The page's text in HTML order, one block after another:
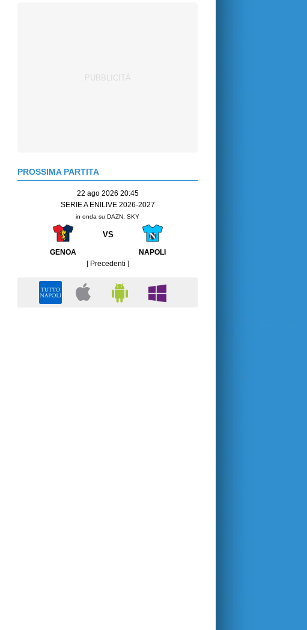
PROSSIMA PARTITA
22 ago 2026 20:45
SERIE A ENILIVE 2026-2027
in onda su DAZN, SKY
VS
GENOA
NAPOLI
[ Precedenti ]